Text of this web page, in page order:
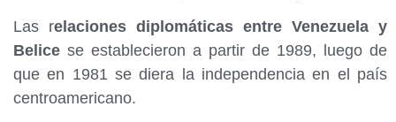
Las relaciones diplomáticas entre Venezuela y
Belice se establecieron a partir de 1989, luego de
que en 1981 se diera la independencia en el país
centroamericano.